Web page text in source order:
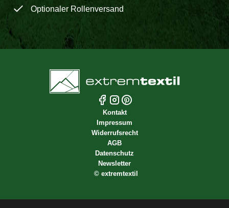
Optionaler Rollenversand
Kontakt
Impressum
Widerrufsrecht
AGB
Datenschutz
Newsletter
© extremtextil